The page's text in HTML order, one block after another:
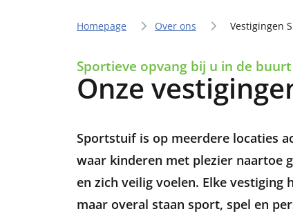
Homepage Over ons Vestigingen
Sportieve opvang bij u in de buurt
Onze
Sportstuif is op meerdere locaties
waar kinderen met plezier naartoe
en zich veilig voelen. Elke vestiging
maar overal staan sport, spel en